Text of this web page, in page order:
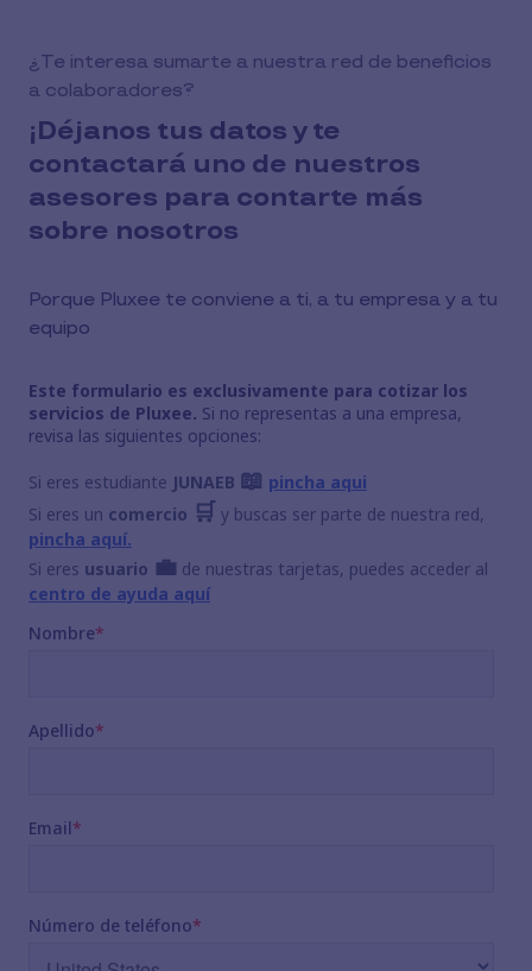
¿Te interesa sumarte a nuestra red de beneficios
a colaboradores?
¡Déjanos tus datos y te
contactará uno de nuestros
asesores para contarte más
sobre nosotros
Porque Pluxee te conviene a ti, a tu empresa y a tu
equipo